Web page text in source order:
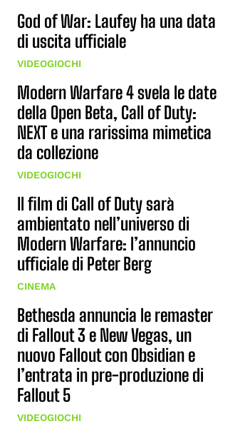
God of War: Laufey ha una data
di uscita ufficiale
VIDEOGIOCHI
Modern Warfare 4 svela le date
della Open Beta, Call of Duty:
NEXT e una rarissima mimetica
da collezione
VIDEOGIOCHI
Il film di Call of Duty sarà
ambientato nell’universo di
Modern Warfare: l’annuncio
ufficiale di Peter Berg
CINEMA
Bethesda annuncia le remaster
di Fallout 3 e New Vegas, un
nuovo Fallout con Obsidian e
l’entrata in pre-produzione di
Fallout 5
VIDEOGIOCHI